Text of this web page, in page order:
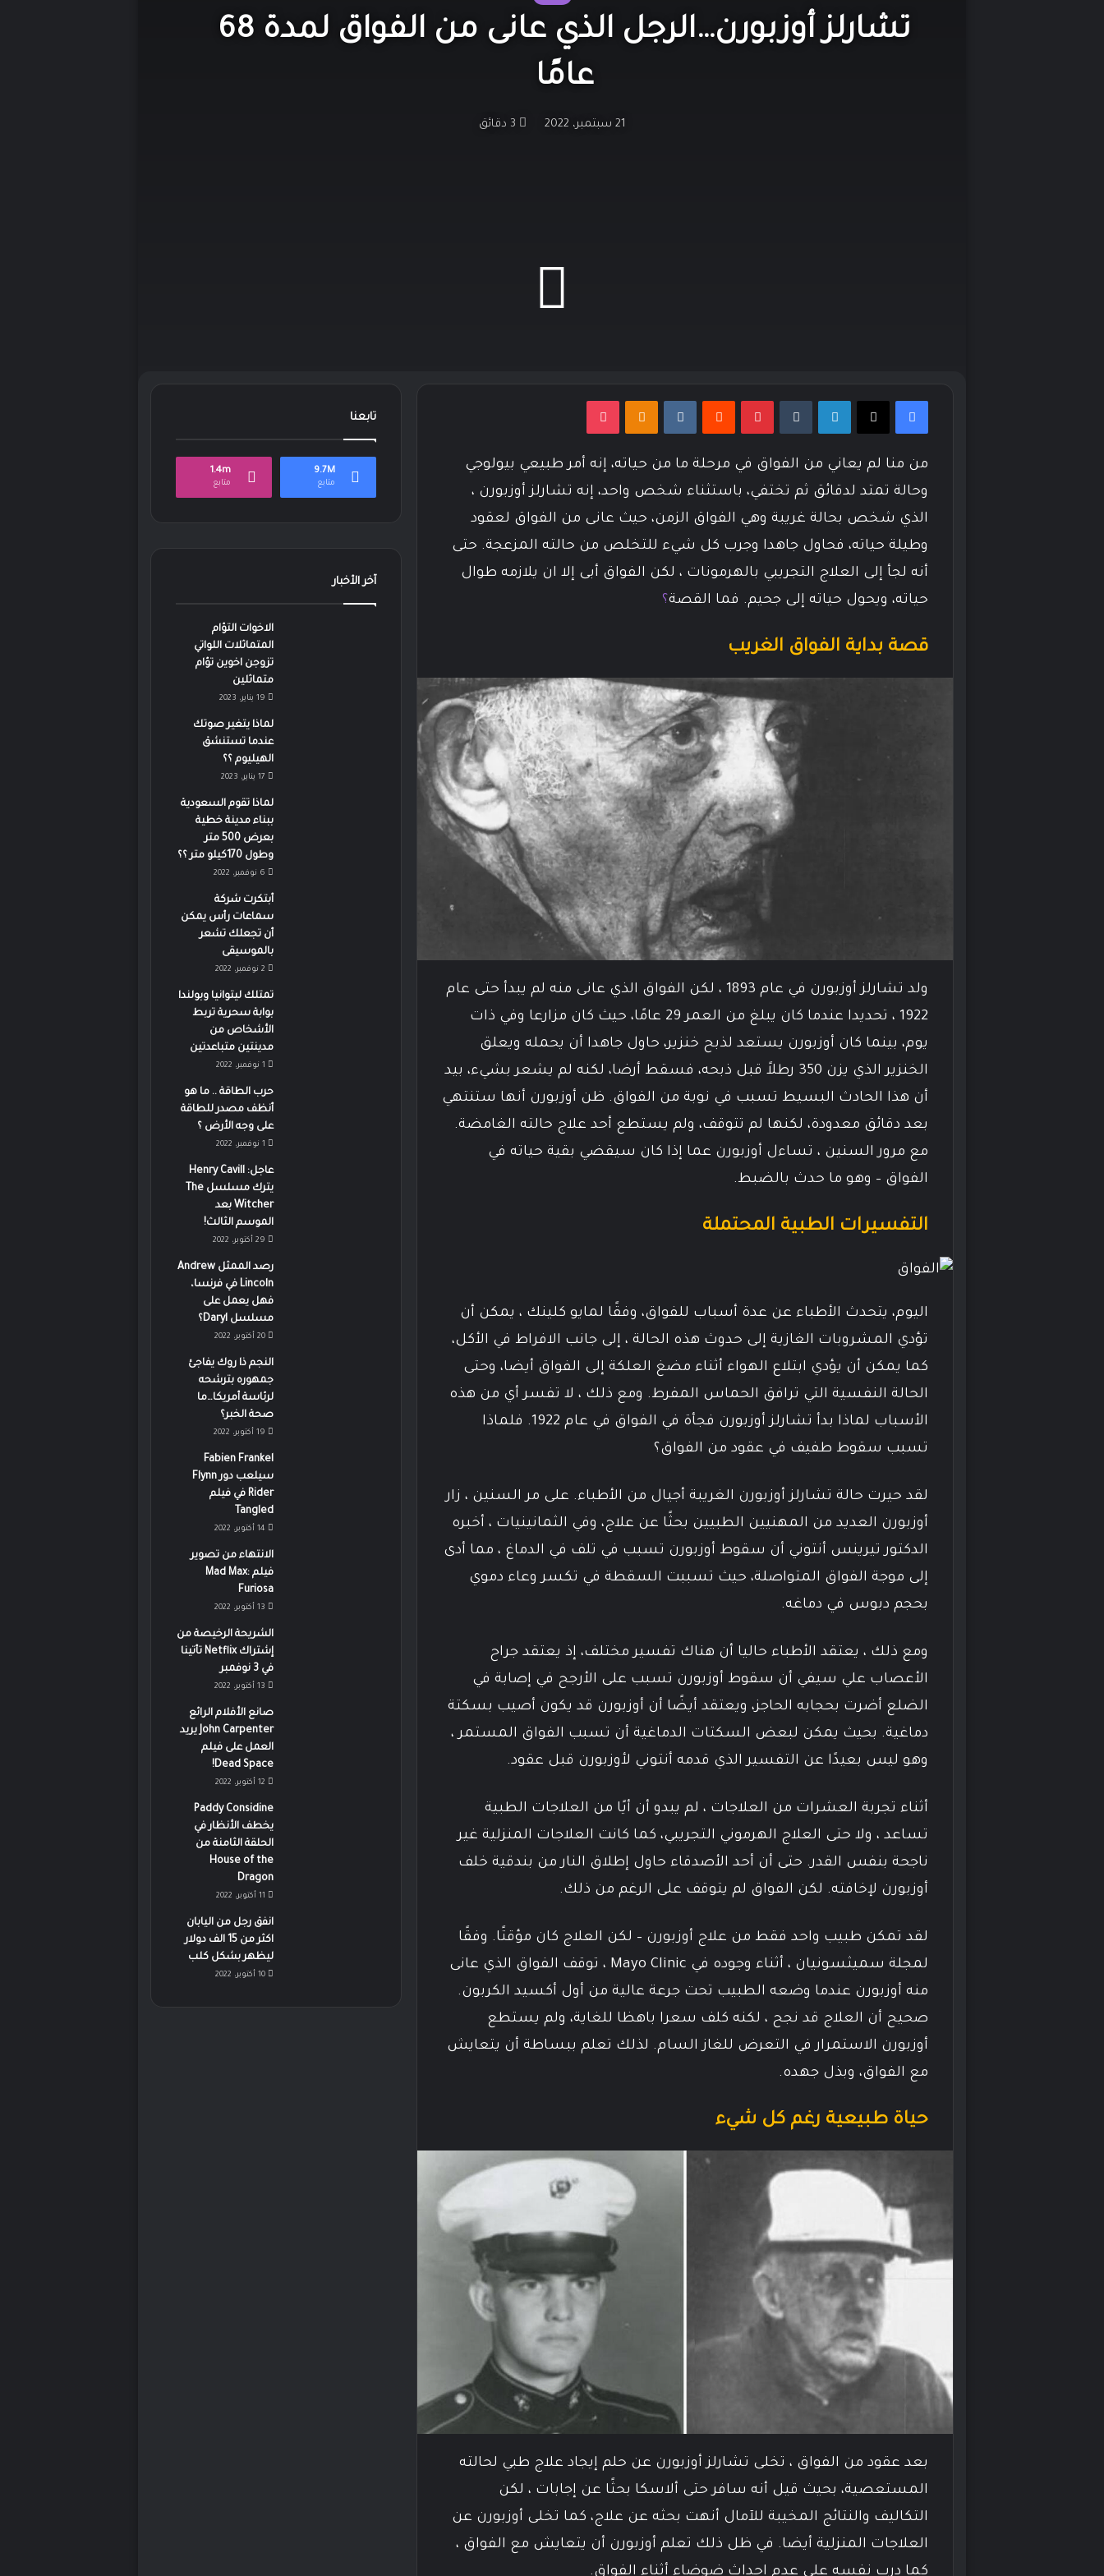
تشارلز أوزبورن…الرجل الذي عانى من الفواق لمدة 68
عامًا
21 سبتمبر، 2022
فيسبوك‫X لينكدإن بينتيريست Odnoklassniki
‫Pocket
من منا لم يعاني من الفواق في مرحلة ما من حياته، إنه أمر طبيعي بيولوجي
وحالة تمتد لدقائق ثم تختفي، باستثناء شخص واحد، إنه تشارلز أوزبورن ،
الذي شخص بحالة غريبة وهي الفواق الزمن، حيث عانى من الفواق لعقود
وطيلة حياته، فحاول جاهدا وجرب كل شيء للتخلص من حالته المزعجة. حتى
أنه لجأ إلى العلاج التجريبي بالهرمونات ، لكن الفواق أبى إلا ان يلازمه طوال
حياته، ويحول حياته إلى جحيم. فما القصة؟
قصة بداية الفواق الغريب
ولد تشارلز أوزبورن في عام 1893 ، لكن الفواق الذي عانى منه لم يبدأ حتى عام
1922 ، تحديدا عندما كان يبلغ من العمر 29 عامًا، حيث كان مزارعا وفي ذات
يوم، بينما كان أوزبورن يستعد لذبح خنزير، حاول جاهدا أن يحمله ويعلق
الخنزير الذي يزن 350 رطلاً قبل ذبحه، فسقط أرضا، لكنه لم يشعر بشيء، بيد
أن هذا الحادث البسيط تسبب في نوبة من الفواق. ظن أوزبورن أنها ستنتهي
بعد دقائق معدودة، لكنها لم تتوقف، ولم يستطع أحد علاج حالته الغامضة.
مع مرور السنين ، تساءل أوزبورن عما إذا كان سيقضي بقية حياته في
الفواق – وهو ما حدث بالضبط.
التفسيرات الطبية المحتملة
اليوم، يتحدث الأطباء عن عدة أسباب للفواق، وفقًا لمايو كلينك ، يمكن أن
تؤدي المشروبات الغازية إلى حدوث هذه الحالة ، إلى جانب الافراط في الأكل،
كما يمكن أن يؤدي ابتلاع الهواء أثناء مضغ العلكة إلى الفواق أيضا، وحتى
الحالة النفسية التي ترافق الحماس المفرط. ومع ذلك ، لا تفسر أي من هذه
الأسباب لماذا بدأ تشارلز أوزبورن فجأة في الفواق في عام 1922. فلماذا
تسبب سقوط طفيف في عقود من الفواق؟
لقد حيرت حالة تشارلز أوزبورن الغريبة أجيال من الأطباء. على مر السنين ، زار
أوزبورن العديد من المهنيين الطبيين بحثًا عن علاج، وفي الثمانينيات ، أخبره
الدكتور تيرينس أنتوني أن سقوط أوزبورن تسبب في تلف في الدماغ ، مما أدى
إلى موجة الفواق المتواصلة، حيث تسببت السقطة في تكسر وعاء دموي
بحجم دبوس في دماغه.
ومع ذلك ، يعتقد الأطباء حاليا أن هناك تفسير مختلف، إذ يعتقد جراح
الأعصاب علي سيفي أن سقوط أوزبورن تسبب على الأرجح في إصابة في
الضلع أضرت بحجابه الحاجز، ويعتقد أيضًا أن أوزبورن قد يكون أصيب بسكتة
دماغية. بحيث يمكن لبعض السكتات الدماغية أن تسبب الفواق المستمر ،
وهو ليس بعيدًا عن التفسير الذي قدمه أنتوني لأوزبورن قبل عقود.
أثناء تجربة العشرات من العلاجات ، لم يبدو أن أيًا من العلاجات الطبية
تساعد ، ولا حتى العلاج الهرموني التجريبي، كما كانت العلاجات المنزلية غير
ناجحة بنفس القدر. حتى أن أحد الأصدقاء حاول إطلاق النار من بندقية خلف
أوزبورن لإخافته. لكن الفواق لم يتوقف على الرغم من ذلك.
لقد تمكن طبيب واحد فقط من علاج أوزبورن – لكن العلاج كان مؤقتًا. وفقًا
لمجلة سميثسونيان ، أثناء وجوده في Mayo Clinic ، توقف الفواق الذي عانى
منه أوزبورن عندما وضعه الطبيب تحت جرعة عالية من أول أكسيد الكربون.
صحيح أن العلاج قد نجح ، لكنه كلف سعرا باهظا للغاية، ولم يستطع
أوزبورن الاستمرار في التعرض للغاز السام. لذلك تعلم ببساطة أن يتعايش
مع الفواق، وبذل جهده.
حياة طبيعية رغم كل شيء
بعد عقود من الفواق ، تخلى تشارلز أوزبورن عن حلم إيجاد علاج طبي لحالته
المستعصية، بحيث قيل أنه سافر حتى ألاسكا بحثًا عن إجابات ، لكن
التكاليف والنتائج المخيبة للآمال أنهت بحثه عن علاج، كما تخلى أوزبورن عن
العلاجات المنزلية أيضا. في ظل ذلك تعلم أوزبورن أن يتعايش مع الفواق ،
كما درب نفسه على عدم إحداث ضوضاء أثناء الفواق.
تابعنا
9.7M
متابع
1.4m
متابع
آخر الأخبار
الاخوات التؤام
المتماثلات اللواتي
تزوجن اخوين تؤام
متماثلين
19 يناير، 2023
لماذا يتغير صوتك
عندما تستنشق
الهيليوم ؟؟
17 يناير، 2023
لماذا تقوم السعودية
ببناء مدينة خطية
بعرض 500 متر
وطول 170كيلو متر ؟؟
6 نوفمبر، 2022
أبتكرت شركة
سماعات رأس يمكن
أن تجعلك تشعر
بالموسيقى
2 نوفمبر، 2022
تمتلك ليتوانيا وبولندا
بوابة سحرية تربط
الأشخاص من
مدينتين متباعدتين
1 نوفمبر، 2022
حرب الطاقة .. ما هو
أنظف مصدر للطاقة
على وجه الأرض ؟
1 نوفمبر، 2022
عاجل: Henry Cavill
يترك مسلسل The
Witcher بعد
الموسم الثالث!
29 أكتوبر، 2022
رصد الممثل Andrew
Lincoln في فرنسا،
فهل يعمل على
مسلسل Daryl؟
20 أكتوبر، 2022
النجم ذا روك يفاجئ
جمهوره بترشحه
لرئاسة أمريكا…ما
صحة الخبر؟
19 أكتوبر، 2022
Fabien Frankel
سيلعب دور Flynn
Rider في فيلم
Tangled
14 أكتوبر، 2022
الانتهاء من تصوير
فيلم Mad Max:
Furiosa
13 أكتوبر، 2022
الشريحة الرخيصة من
إشتراك Netflix تأتينا
في 3 نوفمبر
13 أكتوبر، 2022
صانع الأفلام الرائع
John Carpenter يريد
العمل على فيلم
Dead Space!
12 أكتوبر، 2022
Paddy Considine
يخطف الأنظار في
الحلقة الثامنة من
House of the
Dragon
11 أكتوبر، 2022
انفق رجل من اليابان
اكثر من 15 الف دولار
ليظهر بشكل كلب
10 أكتوبر، 2022